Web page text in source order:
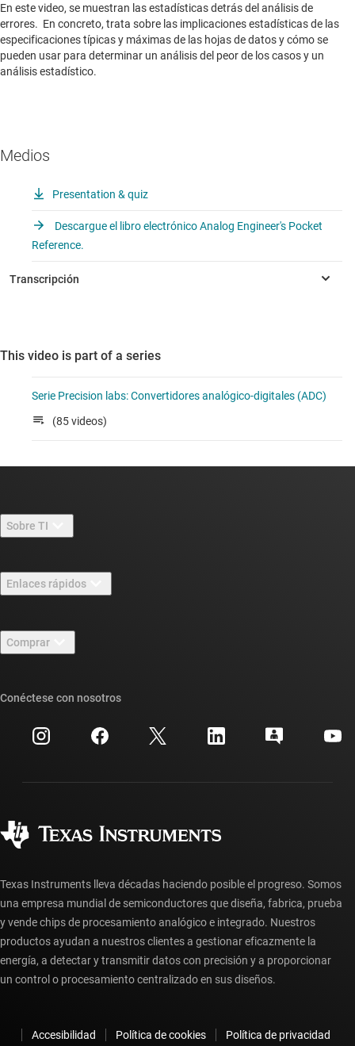
En este video, se muestran las estadísticas detrás del análisis de
errores. En concreto, trata sobre las implicaciones estadísticas de las
especificaciones típicas y máximas de las hojas de datos y cómo se
pueden usar para determinar un análisis del peor de los casos y un
análisis estadístico.
Medios
Presentation & quiz
Descargue el libro electrónico Analog Engineer's Pocket
Reference.
This video is part of a series
Serie Precision labs: Convertidores analógico-digitales (ADC)
(85 videos)
Sobre TI
Carreras laborales
Sala de redacción
Eventos
Relaciones con los inversionistas
Enlaces rápidos
Foros de soporte de diseño de TI E2E™
Búsqueda de referencias cruzadas
Centro de atención al cliente
Preguntas frecuentes sobre la cuenta myTI
Comprar
Preguntas frecuentes sobre pedidos
Conéctese con nosotros
Texas Instruments lleva décadas haciendo posible el progreso. Somos
una empresa mundial de semiconductores que diseña, fabrica, prueba
y vende chips de procesamiento analógico e integrado. Nuestros
productos ayudan a nuestros clientes a gestionar eficazmente la
energía, a detectar y transmitir datos con precisión y a proporcionar
un control o procesamiento centralizado en sus diseños.
Accesibilidad Política de cookies
Política de privacidad